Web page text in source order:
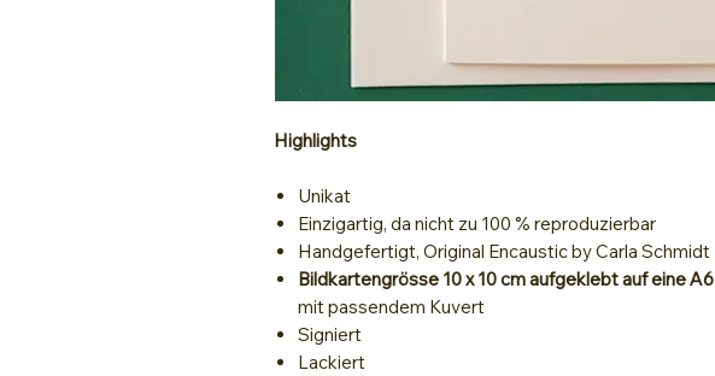
Highlights
Unikat
Einzigartig, da nicht zu 100 % reproduzierbar
Handgefertigt, Original Encaustic by Carla Schmidt
Bildkartengrösse 10 x 10 cm aufgeklebt auf eine A6
mit passendem Kuvert
Signiert
Lackiert